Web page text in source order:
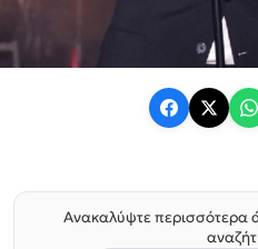
Ανακαλύψτε περισσότερα